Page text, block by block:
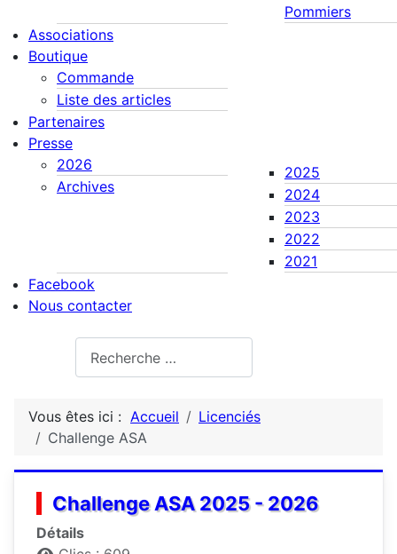
Pommiers
Associations
Boutique
Commande
Liste des articles
Partenaires
Presse
2026
Archives
2025
2024
2023
2022
2021
Facebook
Nous contacter
Vous êtes ici : Accueil
Licenciés
Challenge ASA
Challenge ASA 2025 - 2026
Détails